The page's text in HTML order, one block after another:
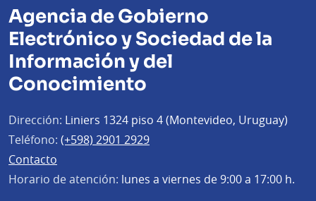
Agencia de Gobierno
Electrónico y Sociedad de la
Información y del
Conocimiento
Dirección: Liniers 1324 piso 4 (Montevideo, Uruguay)
Teléfono: (+598) 2901 2929
Contacto
Horario de atención: lunes a viernes de 9:00 a 17:00 h.